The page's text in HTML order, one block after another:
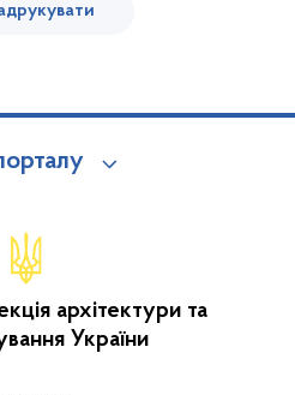
архітектури та
України